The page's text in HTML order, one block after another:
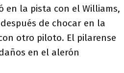
en la pista con el Williams,
de chocar en la
otro piloto. El pilarense
en el alerón